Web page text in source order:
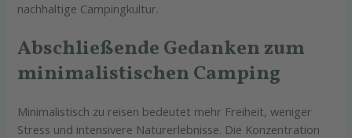
nachhaltige Campingkultur.
Abschließende Gedanken zum
minimalistischen Camping
Minimalistisch zu reisen bedeutet mehr Freiheit, weniger
Stress und intensivere Naturerlebnisse. Die Konzentration